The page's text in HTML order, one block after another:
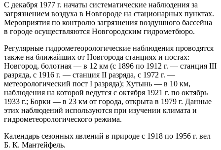
С декабря 1977 г. начаты систематические наблюдения за
загрязнением воздуха в Новгороде на стационарных пунктах.
Мероприятия по контролю загрязнения воздушного бассейна
в городе осуществляются Новгородским гидрометбюро.
Регулярные гидрометеорологические наблюдения проводятся
также на ближайших от Новгорода станциях и постах:
Новгород, болотная — в 12 км (с 1896 по 1912 г. — станция III
разряда, с 1916 г. — станция II разряда, с 1972 г. —
метеорологический пост I разряда); Хутынь — в 10 км,
наблюдения на которой ведутся с октября 1921 г. по октябрь
1933 г.; Борки — в 23 км от города, открыта в 1979 г. Данные
этих наблюдений используются при изучении климата и
гидрометеорологического режима.
Календарь сезонных явлений в природе с 1918 по 1956 г. вел
Б. К. Мантейфель.